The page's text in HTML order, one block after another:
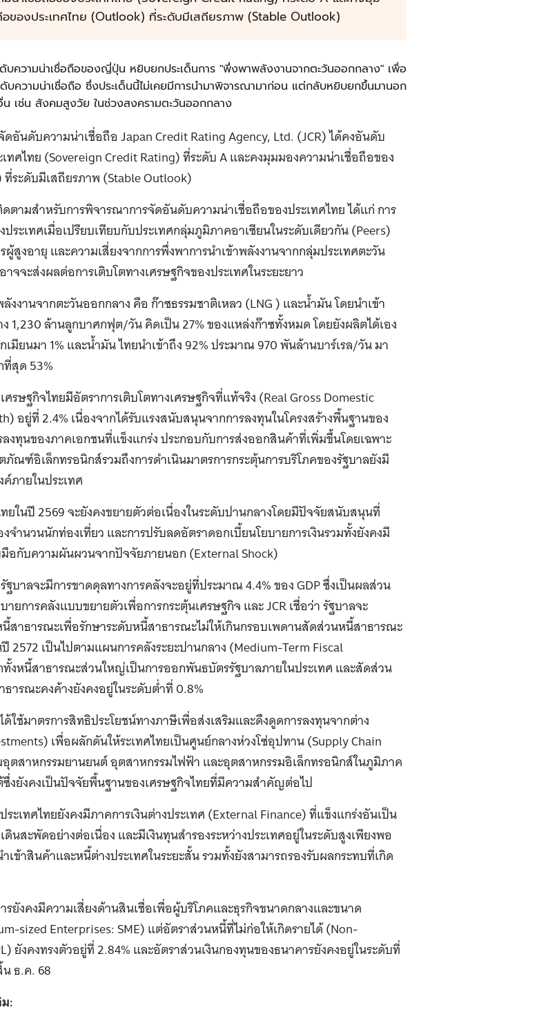
อของประเทศไทย (Outlook) ที่ระดับมีเสถียรภาพ (Stable Outlook)
บความน่าเชื่อถือของญี่ปุ่น หยิบยกประเด็นการ "พึ่งพาพลังงานจากตะวันออกกลาง" เพื่อ
ความน่าเชื่อถือ ซึ่งประเด็นนี้ไม่เคยมีการนำมาพิจารณามาก่อน แต่กลับหยิบยกขึ้นมานอก
น เช่น สังคมสูงวัย ในช่วงสงครามตะวันออกกลาง
อันดับความน่าเชื่อถือ Japan Credit Rating Agency, Ltd. (JCR) ได้คงอันดับ
ทศไทย (Sovereign Credit Rating) ที่ระดับ A และคงมุมมองความน่าเชื่อถือของ
ระดับมีเสถียรภาพ (Stable Outlook)
ตามสำหรับการพิจารณาการจัดอันดับความน่าเชื่อถือของประเทศไทย ได้แก่ การ
ประเทศเมื่อเปรียบเทียบกับประเทศกลุ่มภูมิภาคอาเซียนในระดับเดียวกัน (Peers)
ผู้สูงอายุ และความเสี่ยงจากการพึ่งพาการนำเข้าพลังงานจากกลุ่มประเทศตะวัน
จจะส่งผลต่อการเติบโตทางเศรษฐกิจของประเทศในระยะยาว
งงานจากตะวันออกกลาง คือ ก๊าซธรรมชาติเหลว (LNG ) และน้ำมัน โดยนำเข้า
1,230 ล้านลูกบาศกฟุต/วัน คิดเป็น 27% ของแหล่งก๊าซทั้งหมด โดยยังผลิตได้เอง
เมียนมา 1% และน้ำมัน ไทยนำเข้าถึง 92% ประมาณ 970 พันล้านบาร์เรล/วัน มา
สุด 53%
ศรษฐกิจไทยมีอัตราการเติบโตทางเศรษฐกิจที่แท้จริง (Real Gross Domestic
อยู่ที่ 2.4% เนื่องจากได้รับแรงสนับสนุนจากการลงทุนในโครงสร้างพื้นฐานของ
งทุนของภาคเอกชนที่แข็งแกร่ง ประกอบกับการส่งออกสินค้าที่เพิ่มขึ้นโดยเฉพาะ
ณฑ์อิเล็กทรอนิกส์รวมถึงการดำเนินมาตรการกระตุ้นการบริโภคของรัฐบาลยังมี
ภายในประเทศ
ยในปี 2569 จะยังคงขยายตัวต่อเนื่องในระดับปานกลางโดยมีปัจจัยสนับสนุนที่
ำนวนนักท่องเที่ยว และการปรับลดอัตราดอกเบี้ยนโยบายการเงินรวมทั้งยังคงมี
อกับความผันผวนจากปัจจัยภายนอก (External Shock)
ฐบาลจะมีการขาดดุลทางการคลังจะอยู่ที่ประมาณ 4.4% ของ GDP ซึ่งเป็นผลส่วน
ยการคลังแบบขยายตัวเพื่อการกระตุ้นเศรษฐกิจ และ JCR เชื่อว่า รัฐบาลจะ
สาธารณะเพื่อรักษาระดับหนี้สาธารณะไม่ให้เกินกรอบเพดานสัดส่วนหนี้สาธารณะ
2572 เป็นไปตามแผนการคลังระยะปานกลาง (Medium-Term Fiscal
ทั้งหนี้สาธารณะส่วนใหญ่เป็นการออกพันธบัตรรัฐบาลภายในประเทศ และสัดส่วน
ารณะคงค้างยังคงอยู่ในระดับต่ำที่ 0.8%
ด้ใช้มาตรการสิทธิประโยชน์ทางภาษีเพื่อส่งเสริมและดึงดูดการลงทุนจากต่าง
เพื่อผลักดันให้ระเทศไทยเป็นศูนย์กลางห่วงโซ่อุปทาน (Supply Chain
อุตสาหกรรมยานยนต์ อุตสาหกรรมไฟฟ้า และอุตสาหกรรมอิเล็กทรอนิกส์ในภูมิภาค
ซึ่งยังคงเป็นปัจจัยพื้นฐานของเศรษฐกิจไทยที่มีความสำคัญต่อไป
ระเทศไทยยังคงมีภาคการเงินต่างประเทศ (External Finance) ที่แข็งแกร่งอันเป็น
นสะพัดอย่างต่อเนื่อง และมีเงินทุนสำรองระหว่างประเทศอยู่ในระดับสูงเพียงพอ
เข้าสินค้าและหนี้ต่างประเทศในระยะสั้น รวมทั้งยังสามารถรองรับผลกระทบที่เกิด
ยังคงมีความเสี่ยงด้านสินเชื่อเพื่อผู้บริโภคและธุรกิจขนาดกลางและขนาด
sized Enterprises: SME) แต่อัตราส่วนหนี้ที่ไม่ก่อให้เกิดรายได้ (Non-
ยังคงทรงตัวอยู่ที่ 2.84% และอัตราส่วนเงินกองทุนของธนาคารยังคงอยู่ในระดับที่
ธ.ค. 68
: